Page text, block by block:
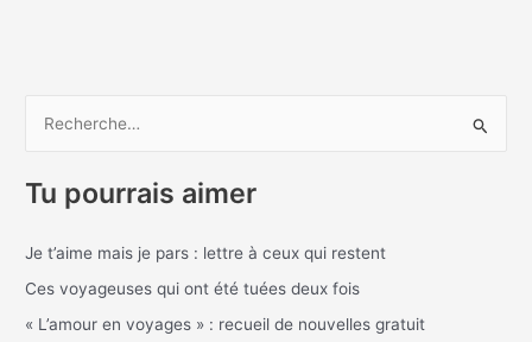
c
e
r
c
Tu pourrais aimer
Je t’aime mais je pars : lettre à ceux qui restent
Ces voyageuses qui ont été tuées deux fois
« L’amour en voyages » : recueil de nouvelles gratuit